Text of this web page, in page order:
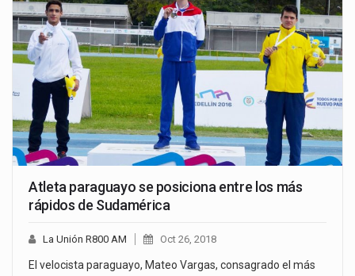
Atleta paraguayo se posiciona entre los más
rápidos de Sudamérica
La Unión R800 AM Oct 26, 2018
El velocista paraguayo, Mateo Vargas, consagrado el más